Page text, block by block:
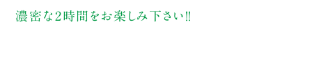
濃密な2時間をお楽しみ下さい！！